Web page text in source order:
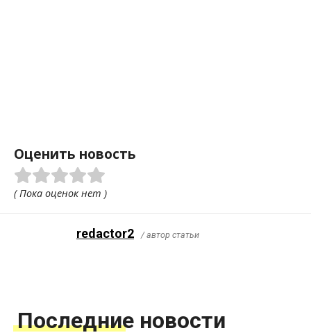
Оценить новость
( Пока оценок нет )
redactor2 / автор статьи
Последние новости